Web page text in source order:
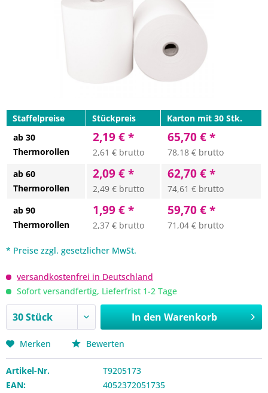
Staffelpreise Stückpreis
Karton mit 30 Stk.
ab 30
Thermorollen
2,19 € *
2,61 € brutto
65,70 € *
78,18 € brutto
ab 60
Thermorollen
2,09 € *
2,49 € brutto
62,70 € *
74,61 € brutto
ab 90
Thermorollen
1,99 € *
2,37 € brutto
59,70 € *
71,04 € brutto
* Preise zzgl. gesetzlicher MwSt.
versandkostenfrei in Deutschland
Sofort versandfertig, Lieferfrist 1-2 Tage
In den Warenkorb
Merken Bewerten
Artikel-Nr.
T9205173
EAN:
4052372051735